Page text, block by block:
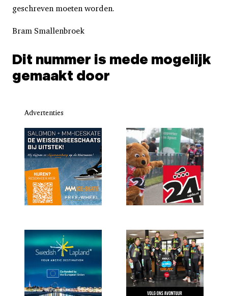
geschreven moeten worden.
Bram Smallenbroek
Dit nummer is mede mogelijk
gemaakt door
Advertenties